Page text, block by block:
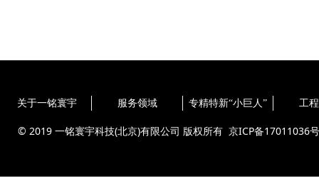
关于一铭寰宇 服务领域 专精特新“小巨人” 工
© 2019 一铭寰宇科技(北京)有限公司 版权所有 京ICP备17011036